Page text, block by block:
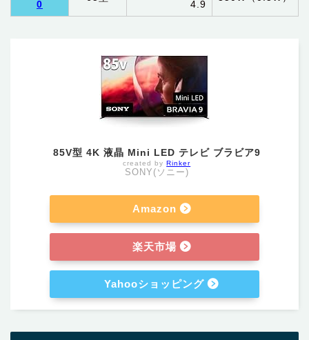
0 4.9
85V型 4K 液晶 Mini LED テレビ ブラビア9
created byRinker
SONY(ソニー)
Amazon
楽天市場
Yahooショッピング